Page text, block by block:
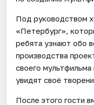
Под руководством
«Петербург»,
ребята узнают обо
производства
своего
увидят своё
После этого гости